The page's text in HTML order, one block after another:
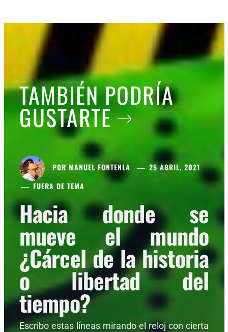
TAMBIÉN PODRÍA
GUSTARTE
POR MANUEL FONTENLA
25 ABRIL, 2021
FUERA DE TEMA
Hacia donde se
mueve el mundo
¿Cárcel de la historia
o libertad del
tiempo?
Escribo estas líneas mirando el reloj con cierta